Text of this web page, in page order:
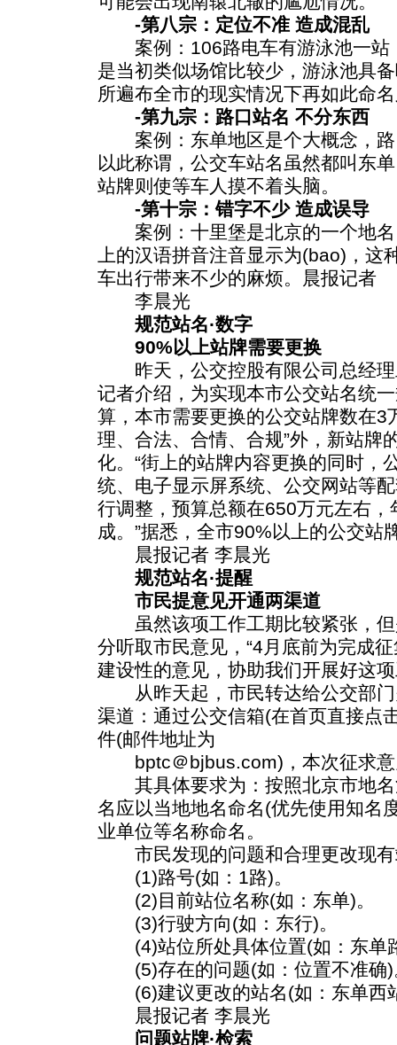
-第八宗：定位不准 造成混乱
案例：106路电车有游泳池一站
是当初类似场馆比较少，游泳池具
所遍布全市的现实情况下再如此命
-第九宗：路口站名 不分东西
案例：东单地区是个大概念，路
以此称谓，公交车站名虽然都叫东
站牌则使等车人摸不着头脑。
-第十宗：错字不少 造成误导
案例：十里堡是北京的一个地名
上的汉语拼音注音显示为(bao)，这
车出行带来不少的麻烦。晨报记者
李晨光
规范站名·数字
90%以上站牌需要更换
昨天，公交控股有限公司总经理
记者介绍，为实现本市公交站名统
算，本市需要更换的公交站牌数在3
理、合法、合情、合规”外，新站牌
化。“街上的站牌内容更换的同时，
统、电子显示屏系统、公交网站等
行调整，预算总额在650万元左右
成。”据悉，全市90%以上的公交站
晨报记者 李晨光
规范站名·提醒
市民提意见开通两渠道
虽然该项工作工期比较紧张，但
分听取市民意见，“4月底前为完成
建设性的意见，协助我们开展好这
从昨天起，市民转达给公交部门
渠道：通过公交信箱(在首页直接点
件(邮件地址为
bptc＠bjbus.com)，本次征求意
其具体要求为：按照北京市地名
名应以当地地名命名(优先使用知名
业单位等名称命名。
市民发现的问题和合理更改现有
(1)路号(如：1路)。
(2)目前站位名称(如：东单)。
(3)行驶方向(如：东行)。
(4)站位所处具体位置(如：东单
(5)存在的问题(如：位置不准确)
(6)建议更改的站名(如：东单西
晨报记者 李晨光
问题站牌·检索